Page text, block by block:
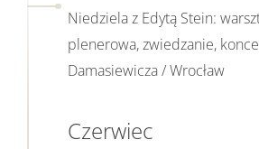
na
temat
Niedziela z Edytą Stein:
plenerowa, zwiedzanie,
Damasiewicza / Wrocław
Zobacz
Czerwiec